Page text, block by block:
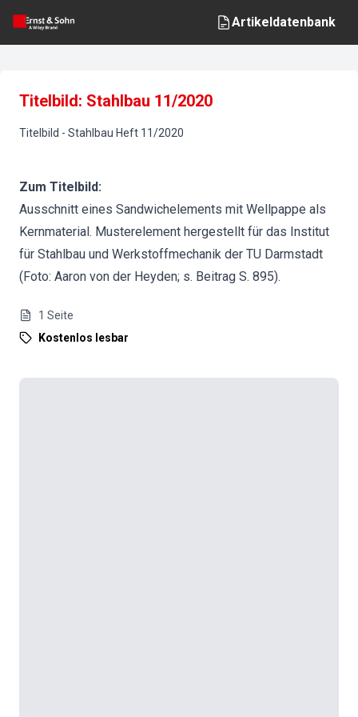
Artikeldatenbank
Titelbild: Stahlbau 11/2020
Titelbild - Stahlbau Heft 11/2020
Zum Titelbild:
Ausschnitt eines Sandwichelements mit Wellpappe als
Kernmaterial. Musterelement hergestellt für das Institut
für Stahlbau und Werkstoffmechanik der TU Darmstadt
(Foto: Aaron von der Heyden; s. Beitrag S. 895).
1 Seite
Kostenlos lesbar